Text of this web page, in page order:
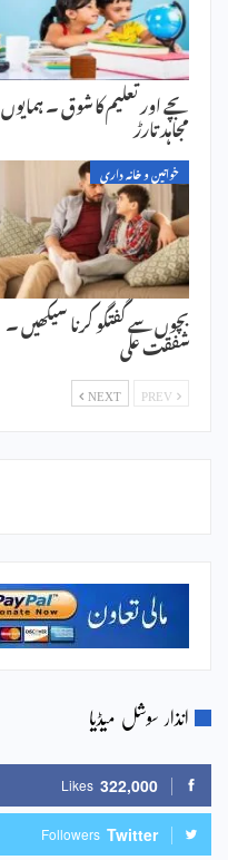
بچے اور تعلیم کا شوق ۔ ہمایوں
مجاہد تارڑ
خواتین و خانہ داری
بچوں سے گفتگو کرنا سیکھیں ۔
شفقت علی
NEXT
انذار سوشل میڈیا
322,000
Likes
Twitter
Followers